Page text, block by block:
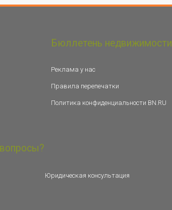
Бюллетень недвижимости
Реклама у нас
Правила перепечатки
Политика конфиденциальности BN.RU
Юридическая консультация